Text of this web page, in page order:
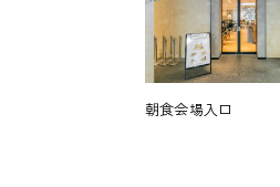
朝食会場入口